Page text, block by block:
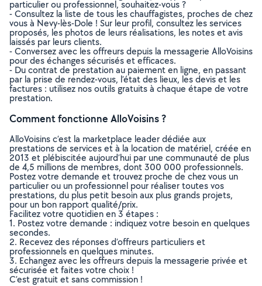
particulier ou professionnel, souhaitez-vous ?
- Consultez la liste de tous les chauffagistes, proches de chez
vous à Nevy-lès-Dole ! Sur leur profil, consultez les services
proposés, les photos de leurs réalisations, les notes et avis
laissés par leurs clients.
- Conversez avec les offreurs depuis la messagerie AlloVoisins
pour des échanges sécurisés et efficaces.
- Du contrat de prestation au paiement en ligne, en passant
par la prise de rendez-vous, l’état des lieux, les devis et les
factures : utilisez nos outils gratuits à chaque étape de votre
prestation.
Comment fonctionne AlloVoisins ?
AlloVoisins c’est la marketplace leader dédiée aux
prestations de services et à la location de matériel, créée en
2013 et plébiscitée aujourd’hui par une communauté de plus
de 4,5 millions de membres, dont 300 000 professionnels.
Postez votre demande et trouvez proche de chez vous un
particulier ou un professionnel pour réaliser toutes vos
prestations, du plus petit besoin aux plus grands projets,
pour un bon rapport qualité/prix.
Facilitez votre quotidien en 3 étapes :
1. Postez votre demande : indiquez votre besoin en quelques
secondes.
2. Recevez des réponses d’offreurs particuliers et
professionnels en quelques minutes.
3. Echangez avec les offreurs depuis la messagerie privée et
sécurisée et faites votre choix !
C’est gratuit et sans commission !